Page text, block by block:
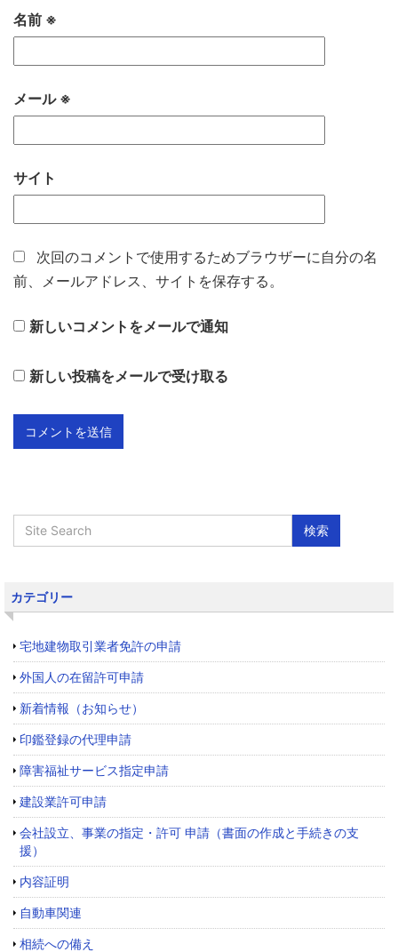
名前 ※
メール ※
サイト
次回のコメントで使用するためブラウザーに自分の名
前、メールアドレス、サイトを保存する。
新しいコメントをメールで通知
新しい投稿をメールで受け取る
カテゴリー
宅地建物取引業者免許の申請
外国人の在留許可申請
新着情報（お知らせ）
印鑑登録の代理申請
障害福祉サービス指定申請
建設業許可申請
会社設立、事業の指定・許可 申請（書面の作成と手続きの支
援）
内容証明
自動車関連
相続への備え